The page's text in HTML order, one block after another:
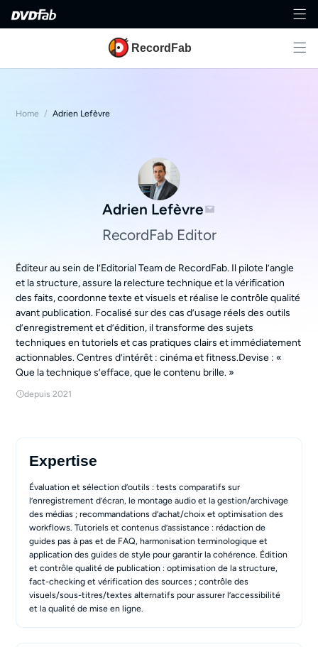
RecordFab
Home / Adrien Lefèvre
Adrien Lefèvre
RecordFab Editor
Éditeur au sein de l’Editorial Team de RecordFab. Il pilote l’angle
et la structure, assure la relecture technique et la vérification
des faits, coordonne texte et visuels et réalise le contrôle qualité
avant publication. Focalisé sur des cas d’usage réels des outils
d’enregistrement et d’édition, il transforme des sujets
techniques en tutoriels et cas pratiques clairs et immédiatement
actionnables. Centres d’intérêt : cinéma et fitness.Devise : «
Que la technique s’efface, que le contenu brille. »
depuis 2021
Expertise
Évaluation et sélection d’outils : tests comparatifs sur
l’enregistrement d’écran, le montage audio et la gestion/archivage
des médias ; recommandations d’achat/choix et optimisation des
workflows. Tutoriels et contenus d’assistance : rédaction de
guides pas à pas et de FAQ, harmonisation terminologique et
application des guides de style pour garantir la cohérence. Édition
et contrôle qualité de publication : optimisation de la structure,
fact-checking et vérification des sources ; contrôle des
visuels/sous-titres/textes alternatifs pour assurer l’accessibilité
et la qualité de mise en ligne.